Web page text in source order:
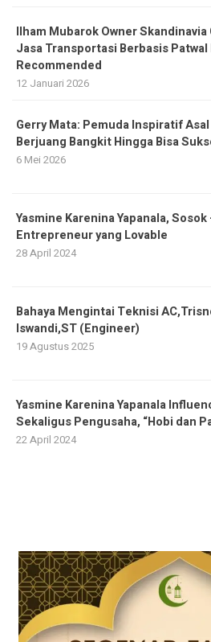
Ilham Mubarok Owner Skandinavia
Jasa Transportasi Berbasis Patwal
Recommended
12 Januari 2026
Gerry Mata: Pemuda Inspiratif
Berjuang Bangkit Hingga Bisa
6 Mei 2026
Yasmine Karenina Yapanala,
Entrepreneur yang Lovable
28 April 2024
Bahaya Mengintai Teknisi
Iswandi,ST (Engineer)
19 Agustus 2025
Yasmine Karenina Yapanala
Sekaligus Pengusaha, “Hobi dan
22 April 2024